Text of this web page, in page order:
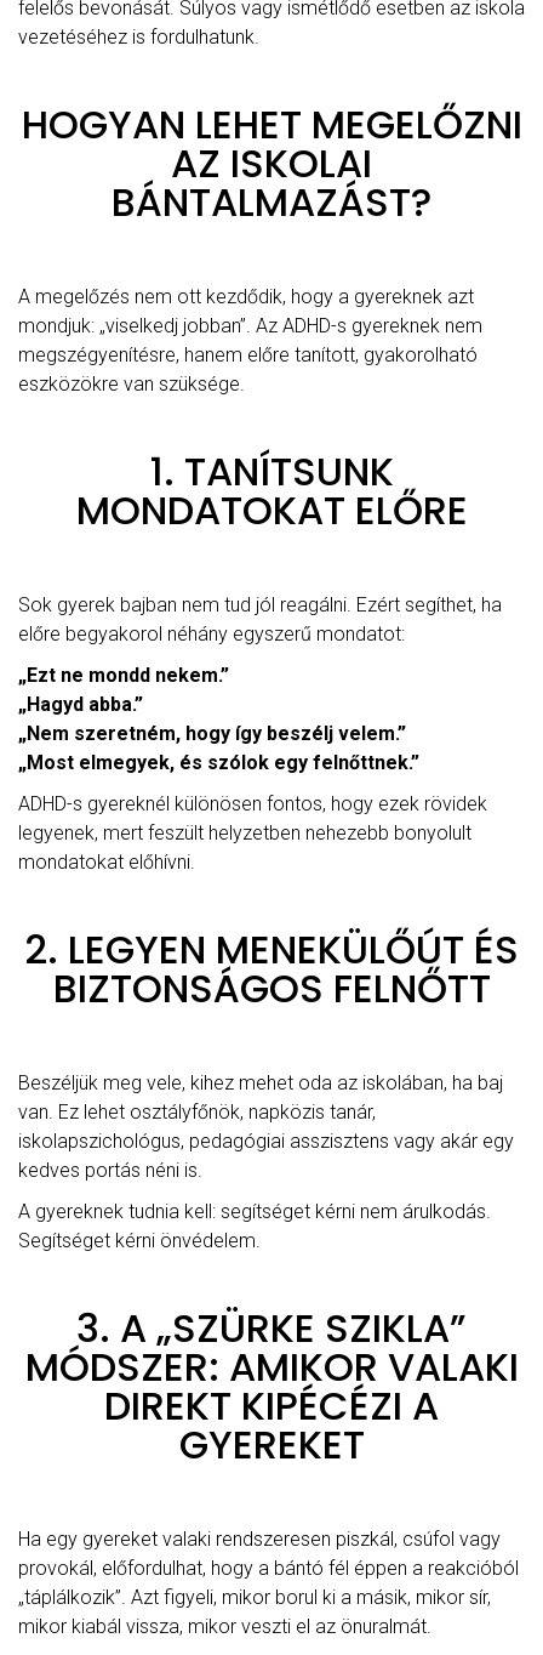
felelős bevonását. Súlyos vagy ismétlődő esetben az iskola
vezetéséhez is fordulhatunk.
HOGYAN LEHET MEGELŐZNI
AZ ISKOLAI
BÁNTALMAZÁST?
A megelőzés nem ott kezdődik, hogy a gyereknek azt
mondjuk: „viselkedj jobban”. Az ADHD-s gyereknek nem
megszégyenítésre, hanem előre tanított, gyakorolható
eszközökre van szüksége.
1. TANÍTSUNK
MONDATOKAT ELŐRE
Sok gyerek bajban nem tud jól reagálni. Ezért segíthet, ha
előre begyakorol néhány egyszerű mondatot:
„Ezt ne mondd nekem.”
„Hagyd abba.”
„Nem szeretném, hogy így beszélj velem.”
„Most elmegyek, és szólok egy felnőttnek.”
ADHD-s gyereknél különösen fontos, hogy ezek rövidek
legyenek, mert feszült helyzetben nehezebb bonyolult
mondatokat előhívni.
2. LEGYEN MENEKÜLŐÚT ÉS
BIZTONSÁGOS FELNŐTT
Beszéljük meg vele, kihez mehet oda az iskolában, ha baj
van. Ez lehet osztályfőnök, napközis tanár,
iskolapszichológus, pedagógiai asszisztens vagy akár egy
kedves portás néni is.
A gyereknek tudnia kell: segítséget kérni nem árulkodás.
Segítséget kérni önvédelem.
3. A „SZÜRKE SZIKLA”
MÓDSZER: AMIKOR VALAKI
DIREKT KIPÉCÉZI A
GYEREKET
Ha egy gyereket valaki rendszeresen piszkál, csúfol vagy
provokál, előfordulhat, hogy a bántó fél éppen a reakcióból
„táplálkozik”. Azt figyeli, mikor borul ki a másik, mikor sír,
mikor kiabál vissza, mikor veszti el az önuralmát.